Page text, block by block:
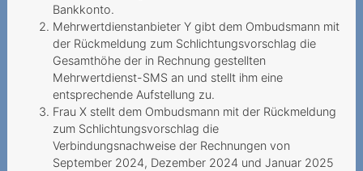
Bankkonto.
Mehrwertdienstanbieter Y gibt dem Ombudsmann mit
der Rückmeldung zum Schlichtungsvorschlag die
Gesamthöhe der in Rechnung gestellten
Mehrwertdienst-SMS an und stellt ihm eine
entsprechende Aufstellung zu.
Frau X stellt dem Ombudsmann mit der Rückmeldung
zum Schlichtungsvorschlag die
Verbindungsnachweise der Rechnungen von
September 2024, Dezember 2024 und Januar 2025
abonnées absents
Résiliation anticipée pour
départ à l’étranger
Contrat de présélection non
souhaité suite à des
information